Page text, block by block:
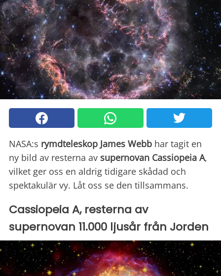
NASA:s rymdteleskop James Webb har tagit en
ny bild av resterna av supernovan Cassiopeia A,
vilket ger oss en aldrig tidigare skådad och
spektakulär vy. Låt oss se den tillsammans.
Cassiopeia A, resterna av
supernovan 11.000 ljusår från Jorden